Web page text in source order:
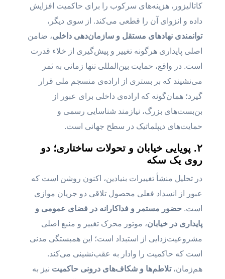
کاتالیزور، هزینه‌های سرکوب را برای حاکمیت افزایش
داده و انزوای آن را قطعی می‌کند. از سوی دیگر،
توانمندی نهادهای مستقل و سازمان‌دهی داخلی، ضامن
اصلی پایداری هرگونه تغییر و پیش‌گیری از خلاء قدرت
است. در واقع، حمایت بین‌المللی تنها زمانی به ثمر
می‌نشیند که بر بستری از اراده‌ی منسجم ملی قرار
گیرد؛ همان‌گونه که اراده‌ی داخلی برای عبور از
بن‌بست‌های بزرگ، نیازمند شناسایی رسمی و
حمایت‌های دیپلماتیک در سطح جهانی است.
۲. پویایی خیابان و تحولات ساختاری؛ دو
روی یک سکه
در تحلیل منشأ تغییرات بنیادین، اکنون روشن است که
عبور از انسداد فعلی محصول تلاقی دو جریان موازی
است. حضور مستمر و فداکارانه در فضای عمومی و
پایداری در خیابان، موتور محرک تغییر و منبع اصلی
مشروعیت‌زدایی از استبداد است؛ این همبستگی مدنی
است که حاکمیت را وادار به عقب‌نشینی می‌کند.
هم‌زمان،تلاطم‌ها و شکاف‌های درونی حاکمیت نیز به